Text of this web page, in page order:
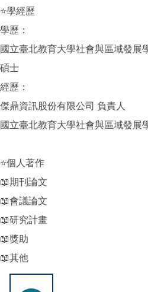
⭐學經歷
學歷：
國立臺北教育大學社會與區域發展
碩士
經歷：
傑鼎資訊股份有限公司 負責人
國立臺北教育大學社會與區域發展
⭐個人著作
📖期刊論文
📖會議論文
📖研究計畫
📖獎助
📖其他